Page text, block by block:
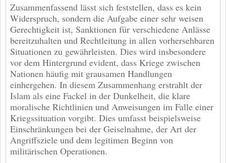
Zusammenfassend lässt sich feststellen, dass es kein
Widerspruch, sondern die Aufgabe einer sehr weisen
Gerechtigkeit ist, Sanktionen für verschiedene Anlässe
bereitzuhalten und Rechtleitung in allen vorhersehbaren
Situationen zu gewährleisten. Dies wird insbesondere
vor dem Hintergrund evident, dass Kriege zwischen
Nationen häufig mit grausamen Handlungen
einhergehen. In diesem Zusammenhang erstrahlt der
Islam als eine Fackel in der Dunkelheit, die klare
moralische Richtlinien und Anweisungen im Falle einer
Kriegssituation vorgibt. Dies umfasst beispielsweise
Einschränkungen bei der Geiselnahme, der Art der
Angriffsziele und dem legitimen Beginn von
militärischen Operationen.